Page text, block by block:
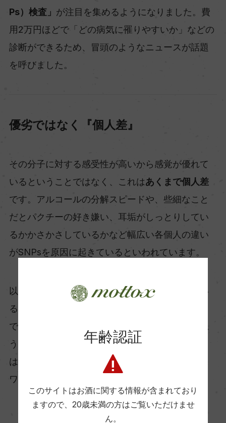
Ps）検査」 が注目を集めるようになりました。費
用2万円ほどで「どの病気に罹りやすいか」などの
診断ができるため、冒頭のようなニュースが話題
を呼びました。
優劣ではなく『個人差』
その分子に対する感受性が高いから感覚が優れて
いるということではなく、これはあくまで個人差
です。アルコールの分解スピードや、些細なこと
だとパクチーの好き嫌い、耳垢がしっとりしてい
るかかさかさしているかなど幅広い各個人の違い
がSNPsを原因に起きているといわれています。
以上が特定の香りに感じる人、感じにくい人がい
るという理由です。
ですから同じワインの香りを嗅いでも、自分が思
うのと他の人のものとにはどこか違いが出てくる
はずです。お互いに尊重しあって楽しむ大切さを
ワインは教えてくれているのかもしれません。
年齢認証
このサイトはお酒に関する情報が含まれており
ますので、 20歳未満の方はご覧いただけませ
ん。